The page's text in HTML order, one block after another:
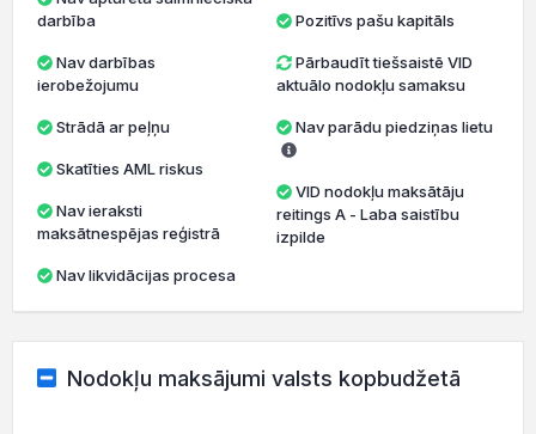
darbība
ierobežojumu
Strādā ar peļņu
Skatīties AML riskus
maksātnespējas reģistrā
Nav likvidācijas procesa
Pozitīvs pašu kapitāls
Pārbaudīt tiešsaistē VID
aktuālo nodokļu samaksu
Nav parādu piedziņas lietu
VID nodokļu maksātāju
reitings A - Laba saistību
izpilde
Nodokļu maksājumi valsts kopbudžetā